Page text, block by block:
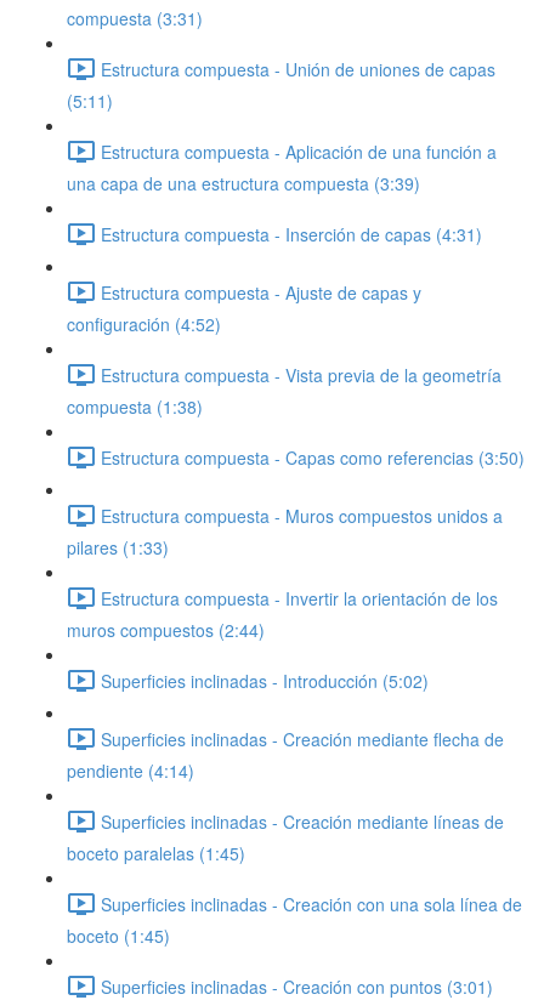
compuesta (3:31)
Estructura compuesta - Unión de uniones de capas
(5:11)
Estructura compuesta - Aplicación de una función a
una capa de una estructura compuesta (3:39)
Estructura compuesta - Inserción de capas (4:31)
Estructura compuesta - Ajuste de capas y
configuración (4:52)
Estructura compuesta - Vista previa de la geometría
compuesta (1:38)
Estructura compuesta - Capas como referencias (3:50)
Estructura compuesta - Muros compuestos unidos a
pilares (1:33)
Estructura compuesta - Invertir la orientación de los
muros compuestos (2:44)
Superficies inclinadas - Introducción (5:02)
Superficies inclinadas - Creación mediante flecha de
pendiente (4:14)
Superficies inclinadas - Creación mediante líneas de
boceto paralelas (1:45)
Superficies inclinadas - Creación con una sola línea de
boceto (1:45)
Superficies inclinadas - Creación con puntos (3:01)